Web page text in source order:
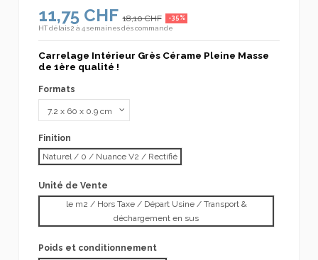
11,75 CHF 18,10 CHF -35%
HTdélais 2 à 4 semaines dès commande
Carrelage Intérieur Grès Cérame Pleine Masse
de 1ère qualité !
Formats
Finition
Naturel / 0 / Nuance V2 / Rectifié
Unité de Vente
le m2 / Hors Taxe / Départ Usine / Transport &
déchargement en sus
Poids et conditionnement